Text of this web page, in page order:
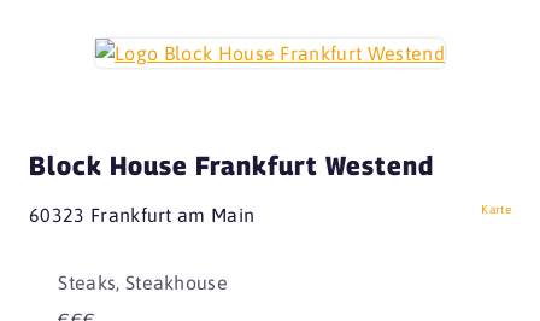
Block House Frankfurt Westend
60323 Frankfurt am Main Karte
Steaks, Steakhouse